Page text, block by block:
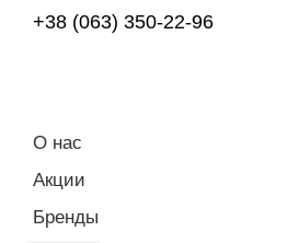
+38 (063) 350-22-96
О нас
Акции
Бренды